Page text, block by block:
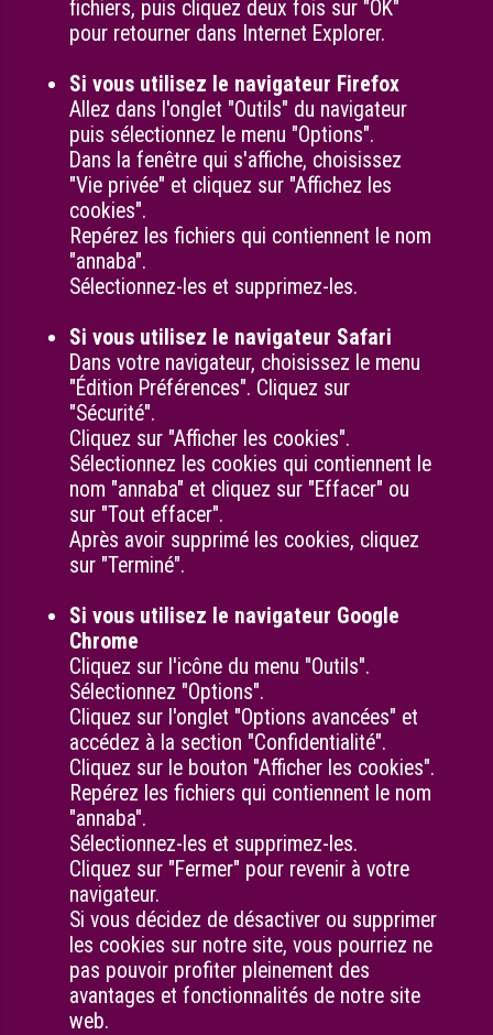
fichiers, puis cliquez deux fois sur "OK"
pour retourner dans Internet Explorer.
Si vous utilisez le navigateur Firefox
Allez dans l'onglet "Outils" du navigateur
puis sélectionnez le menu "Options".
Dans la fenêtre qui s'affiche, choisissez
"Vie privée" et cliquez sur "Affichez les
cookies".
Repérez les fichiers qui contiennent le nom
"annaba".
Sélectionnez-les et supprimez-les.
Si vous utilisez le navigateur Safari
Dans votre navigateur, choisissez le menu
"Édition Préférences". Cliquez sur
"Sécurité".
Cliquez sur "Afficher les cookies".
Sélectionnez les cookies qui contiennent le
nom "annaba" et cliquez sur "Effacer" ou
sur "Tout effacer".
Après avoir supprimé les cookies, cliquez
sur "Terminé".
Si vous utilisez le navigateur Google
Chrome
Cliquez sur l'icône du menu "Outils".
Sélectionnez "Options".
Cliquez sur l'onglet "Options avancées" et
accédez à la section "Confidentialité".
Cliquez sur le bouton "Afficher les cookies".
Repérez les fichiers qui contiennent le nom
"annaba".
Sélectionnez-les et supprimez-les.
Cliquez sur "Fermer" pour revenir à votre
navigateur.
Si vous décidez de désactiver ou supprimer
les cookies sur notre site, vous pourriez ne
pas pouvoir profiter pleinement des
avantages et fonctionnalités de notre site
web.